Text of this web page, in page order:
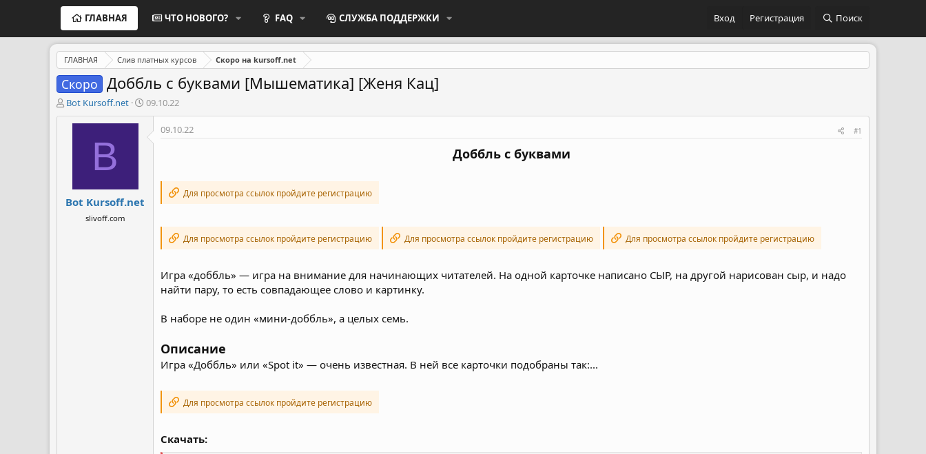
ГЛАВНАЯ ЧТО НОВОГО? FAQ СЛУЖБА ПОДДЕРЖКИ Вход Регистрация Поиск
ГЛАВНАЯ Слив платных курсов Скоро на kursoff.net
Скоро Доббль с буквами [Мышематика] [Женя Кац]
А
в
ы
Bot Kursoff.net
Д
а
а
09.10.22
B
Bot Kursoff.net
slivoff.com
09.10.22 #1
Доббль с буквами
Для просмотра ссылок пройдите регистрацию
Для просмотра ссылок пройдите регистрацию Для просмотра ссылок пройдите регистрацию Для просмотра ссылок пройдите регистрацию
Игра «доббль» — игра на внимание для начинающих читателей. На одной карточке написано СЫР, на другой нарисован сыр, и надо
найти пару, то есть совпадающее слово и картинку.
В наборе не один «мини-доббль», а целых семь.
Описание
Игра «Доббль» или «Spot it» — очень известная. В ней все карточки подобраны так:...
Для просмотра ссылок пройдите регистрацию
Скачать: